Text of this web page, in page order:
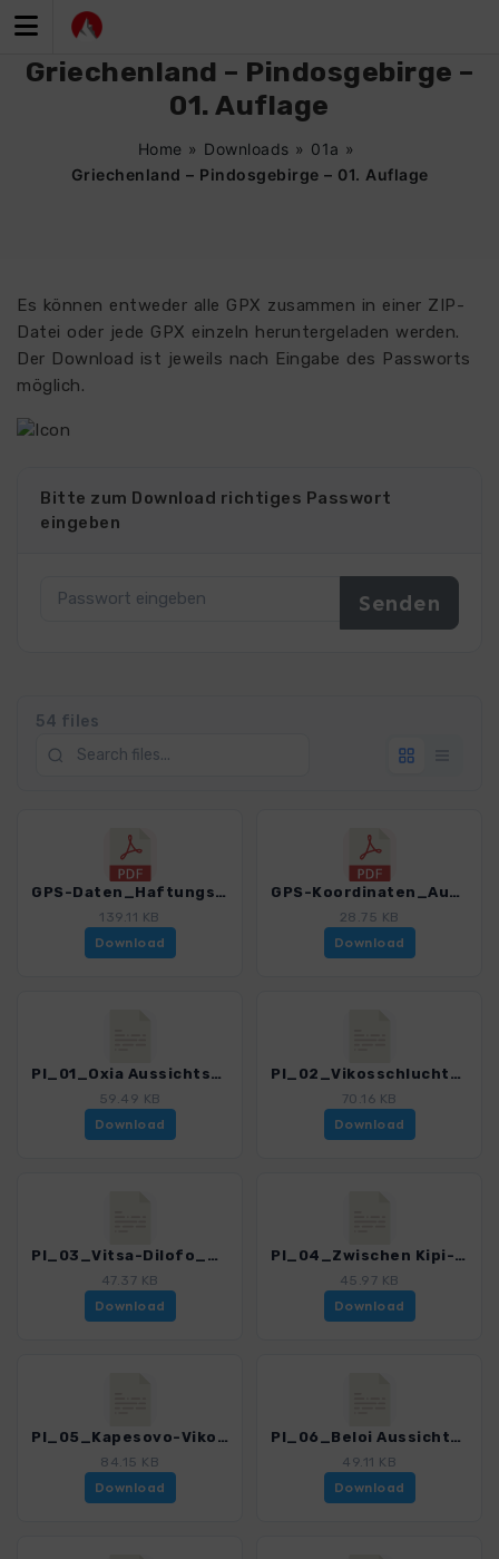
Inhalt
springen
Griechenland – Pindosgebirge –
01. Auflage
Home » Downloads » 01a »
Griechenland – Pindosgebirge – 01. Auflage
Es können entweder alle GPX zusammen in einer ZIP-
Datei oder jede GPX einzeln heruntergeladen werden.
Der Download ist jeweils nach Eingabe des Passworts
möglich.
Bitte zum Download richtiges Passwort
eingeben
54 files
GPS-Daten_Haftungsausschluss-Nutzungsbedingungen_WF_Griechenland_Pindosgebirge_4561_1.pdf
139.11 KB
Download
GPS-Koordinaten_Ausgangspunkte_WF_Griechenland_Pindosgebirge_4561_1.pdf
28.75 KB
Download
PI_01_Oxia Aussichtspunkt_4561_1.gpx
59.49 KB
Download
PI_02_Vikosschlucht_4561_1.gpx
70.16 KB
Download
PI_03_Vitsa-Dilofo_4561_1.gpx
47.37 KB
Download
PI_04_Zwischen Kipi-Koukouli_4561_1.gpx
45.97 KB
Download
PI_05_Kapesovo-Vikosschlucht_4561_1.gpx
84.15 KB
Download
PI_06_Beloi Aussichtspunkt_4561_1.gpx
49.11 KB
Download